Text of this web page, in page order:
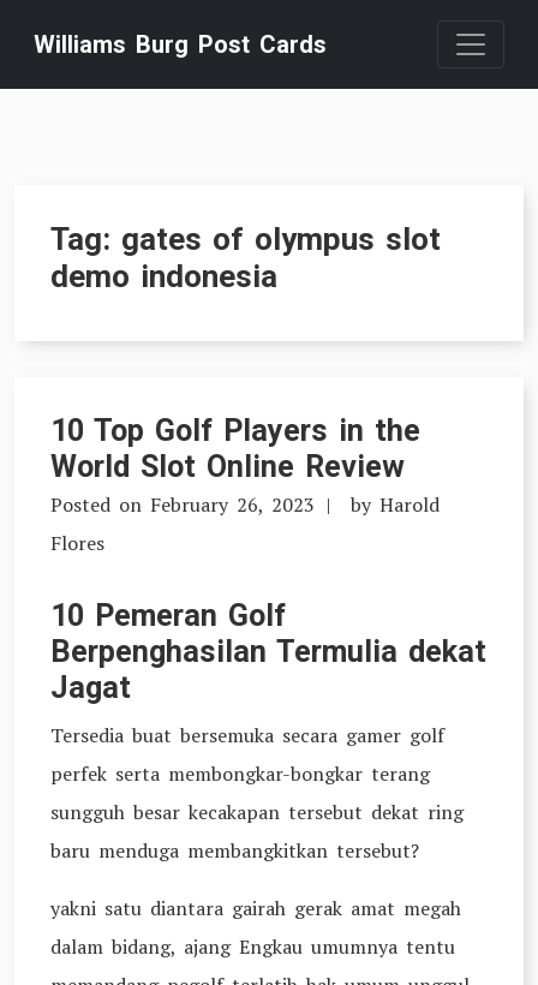
content
Williams Burg Post Cards
Tag: gates of olympus slot
demo indonesia
10 Top Golf Players in the
World Slot Online Review
Posted on February 26, 2023 by Harold
Flores
10 Pemeran Golf
Berpenghasilan Termulia dekat
Jagat
Tersedia buat bersemuka secara gamer golf
perfek serta membongkar-bongkar terang
sungguh besar kecakapan tersebut dekat ring
baru menduga membangkitkan tersebut?
yakni satu diantara gairah gerak amat megah
dalam bidang, ajang Engkau umumnya tentu